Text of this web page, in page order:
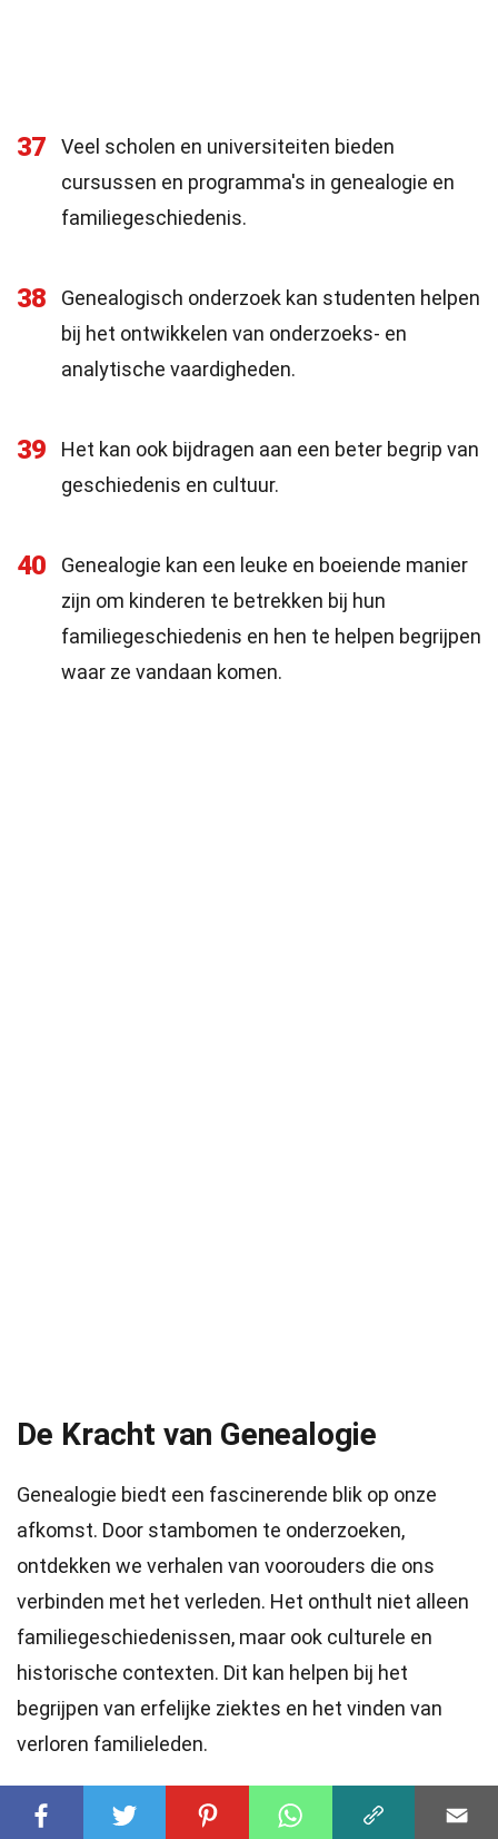
37
Veel scholen en universiteiten bieden
cursussen en programma's in genealogie en
familiegeschiedenis.
38
Genealogisch onderzoek kan studenten helpen
bij het ontwikkelen van onderzoeks- en
analytische vaardigheden.
39
Het kan ook bijdragen aan een beter begrip van
geschiedenis en cultuur.
40
Genealogie kan een leuke en boeiende manier
zijn om kinderen te betrekken bij hun
familiegeschiedenis en hen te helpen begrijpen
waar ze vandaan komen.
De Kracht van Genealogie
Genealogie biedt een fascinerende blik op onze
afkomst. Door stambomen te onderzoeken,
ontdekken we verhalen van voorouders die ons
verbinden met het verleden. Het onthult niet alleen
familiegeschiedenissen, maar ook culturele en
historische contexten. Dit kan helpen bij het
begrijpen van erfelijke ziektes en het vinden van
verloren familieleden.